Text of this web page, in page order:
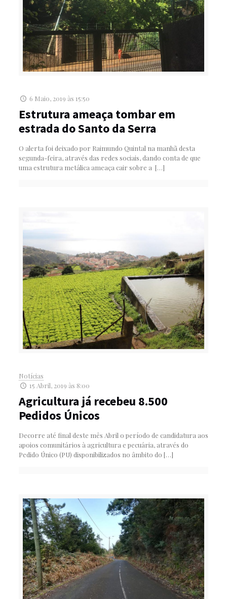
6 Maio, 2019 às 15:50
Estrutura ameaça tombar em
estrada do Santo da Serra
O alerta foi deixado por Raimundo Quintal na manhã desta
segunda-feira, através das redes sociais, dando conta de que
uma estrutura metálica ameaça cair sobre a […]
Notícias
15 Abril, 2019 às 8:00
Agricultura já recebeu 8.500
Pedidos Únicos
Decorre até final deste mês Abril o período de candidatura aos
apoios comunitários à agricultura e pecuária, através do
Pedido Único (PU) disponibilizados no âmbito do […]